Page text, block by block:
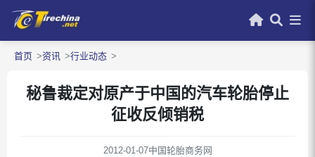
首页 资讯 行业动态
秘鲁裁定对原产于中国的汽车轮胎停止
征收反倾销税
2012-01-07中国轮胎商务网